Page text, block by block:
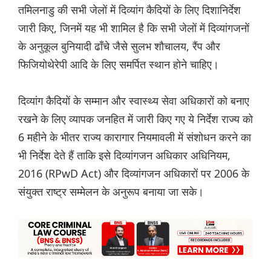
तमिलनाडु की सभी जेलों में दिव्यांग कैदियों के लिए दिशानिर्देश
जारी किए, जिनमें यह भी शामिल है कि सभी जेलों में दिव्यांगजनों
के अनुकूल बुनियादी ढाँचे जैसे सुलभ शौचालय, रैंप और
फिजियोथेरेपी आदि के लिए समर्पित स्थान होने चाहिए।
दिव्यांग कैदियों के सम्मान और स्वास्थ्य सेवा अधिकारों को बनाए
रखने के लिए व्यापक जनहित में जारी किए गए ये निर्देश राज्य को
6 महीने के भीतर राज्य कारागार नियमावली में संशोधन करने का
भी निर्देश देते हैं ताकि इसे दिव्यांगजन अधिकार अधिनियम,
2016 (RPwD Act) और दिव्यांगजन अधिकारों पर 2006 के
संयुक्त राष्ट्र सम्मेलन के अनुरूप बनाया जा सके।